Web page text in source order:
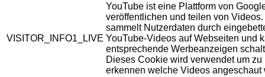
VISITOR_INFO1_LIVE
YouTube ist eine Plattform von
veröffentlichen und teilen von
sammelt Nutzerdaten durch
YouTube-Videos auf Webseiten und
entsprechende Werbeanzeigen
Dieses Cookie wird verwendet um zu
erkennen welche Videos angeschaut